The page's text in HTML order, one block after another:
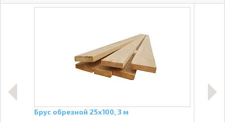
Брус обрезной 25х100, 3 м